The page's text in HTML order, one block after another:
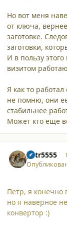
Но вот меня
от ключа,
заготовке.
заготовки,
И в пользу
визитом
Я как то работал
не помню, они
стабильнее
Может кто еще
petr5555
Петр, я
но я наверное
конвертор :)